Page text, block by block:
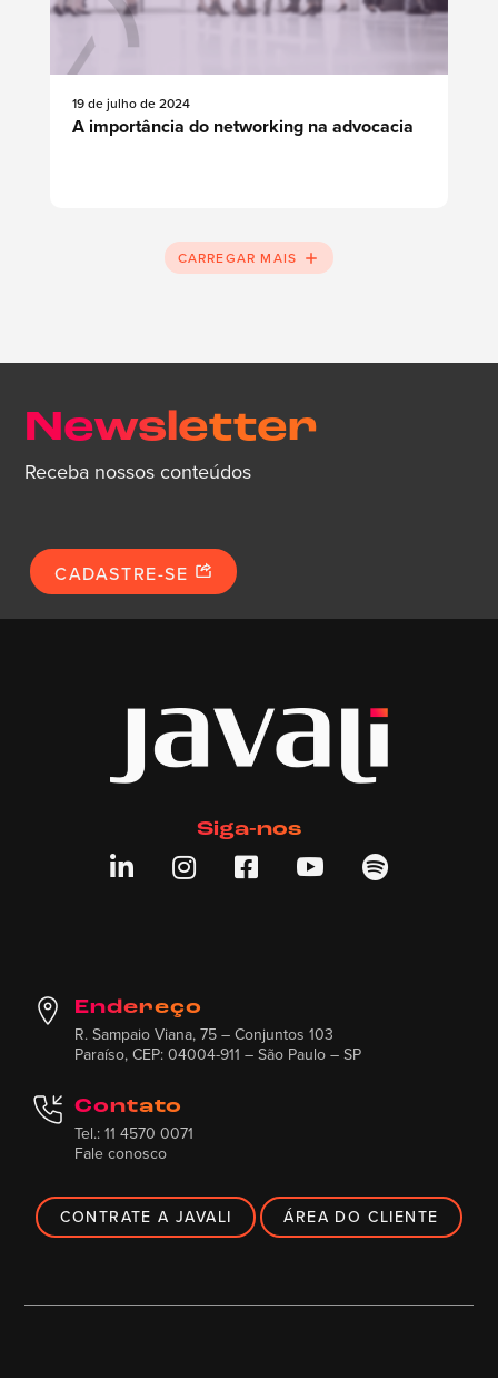
19 de julho de 2024
A importância do networking na advocacia
CARREGAR MAIS
Newsletter
Receba nossos conteúdos
CADASTRE-SE
Siga-nos
    
Endereço
R. Sampaio Viana, 75 – Conjuntos 103
Paraíso, CEP: 04004-911 – São Paulo – SP
Contato
Tel.: 11 4570 0071
Fale conosco
CONTRATE A JAVALI ÁREA DO CLIENTE